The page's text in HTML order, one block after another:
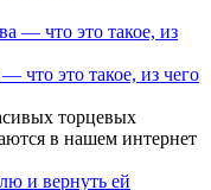
что это такое, из чего
торцевых
в нашем интернет